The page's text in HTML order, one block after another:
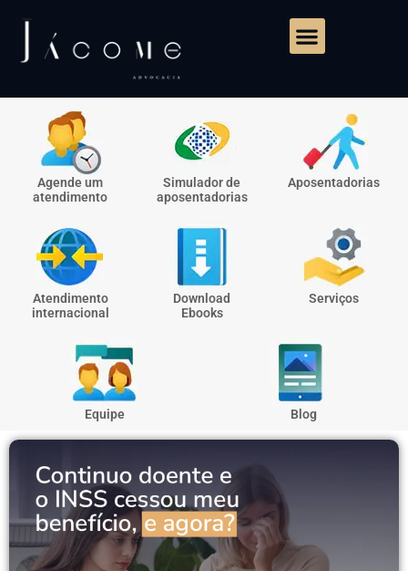
Agende um
atendimento
Simulador de
aposentadorias
Aposentadorias
Atendimento
internacional
Download
Ebooks
Serviços
Equipe Blog